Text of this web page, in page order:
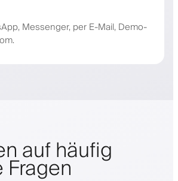
Messenger, per E-Mail, Demo-
auf häufig